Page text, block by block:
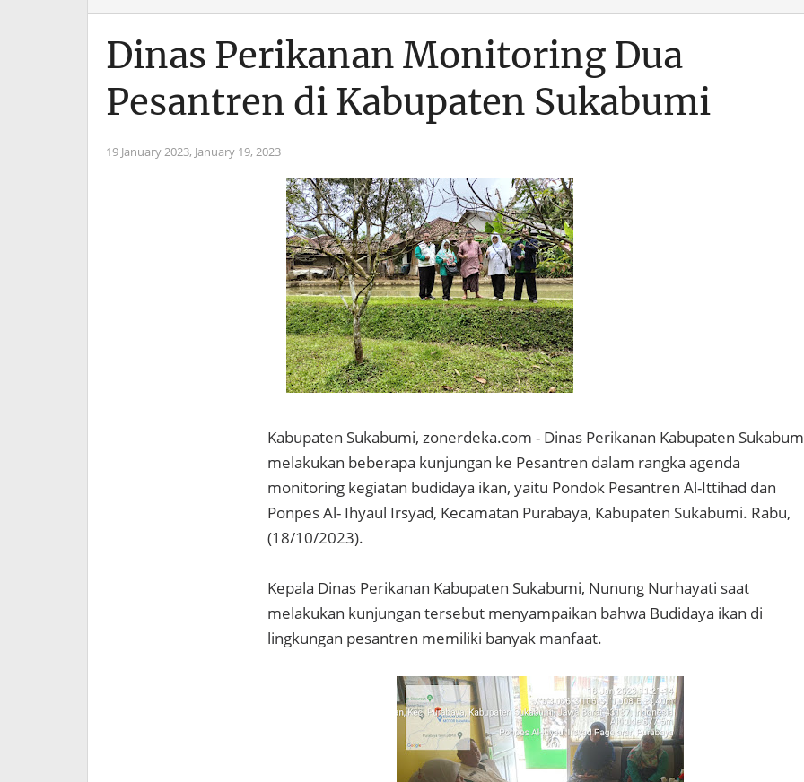
Dinas Perikanan Monitoring Dua
Pesantren di Kabupaten Sukabumi
19 January 2023, January 19, 2023
Kabupaten Sukabumi, zonerdeka.com - Dinas Perikanan Kabupaten
melakukan beberapa kunjungan ke Pesantren dalam rangka agenda
monitoring kegiatan budidaya ikan, yaitu Pondok Pesantren Al-Ittihad dan
Ponpes Al- Ihyaul Irsyad, Kecamatan Purabaya, Kabupaten Sukabumi. Rabu,
(18/10/2023).
Kepala Dinas Perikanan Kabupaten Sukabumi, Nunung Nurhayati saat
melakukan kunjungan tersebut menyampaikan bahwa Budidaya ikan di
lingkungan pesantren memiliki banyak manfaat.